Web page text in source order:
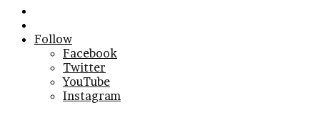
In
Follow
Facebook
Twitter
YouTube
Instagram